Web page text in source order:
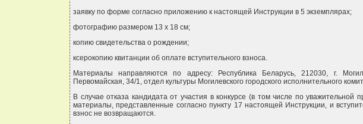
заявку по форме согласно приложению к настоящей Инструкции в 5 экземплярах;
фотографию размером 13 x 18 см;
копию свидетельства о рождении;
ксерокопию квитанции об оплате вступительного взноса.
Материалы направляются по адресу: Республика Беларусь, 212030, г.
Первомайская, 34/1, отдел культуры Могилевского городского исполнительного
В случае отказа кандидата от участия в конкурсе (в том числе по уважительной
материалы, представленные согласно пункту 17 настоящей Инструкции, и
взнос не возвращаются.